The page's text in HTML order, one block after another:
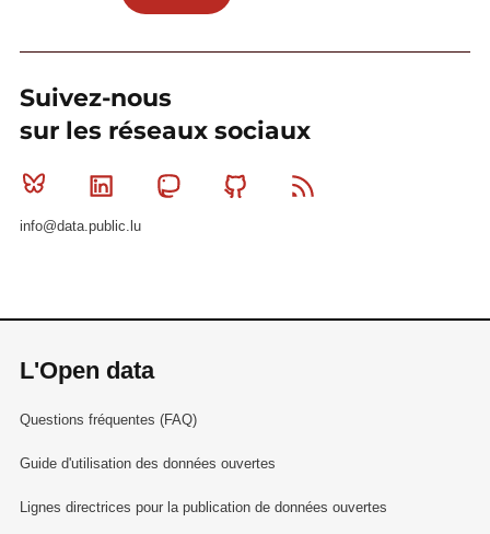
Suivez-nous
sur les réseaux sociaux
Bluesky Linkedin MastodonGithub
info@data.public.lu
L'Open data
Questions fréquentes (FAQ)
Guide d'utilisation des données ouvertes
Lignes directrices pour la publication de données ouvertes